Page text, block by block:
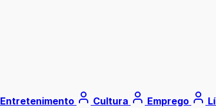
Entretenimento Cultura Emprego